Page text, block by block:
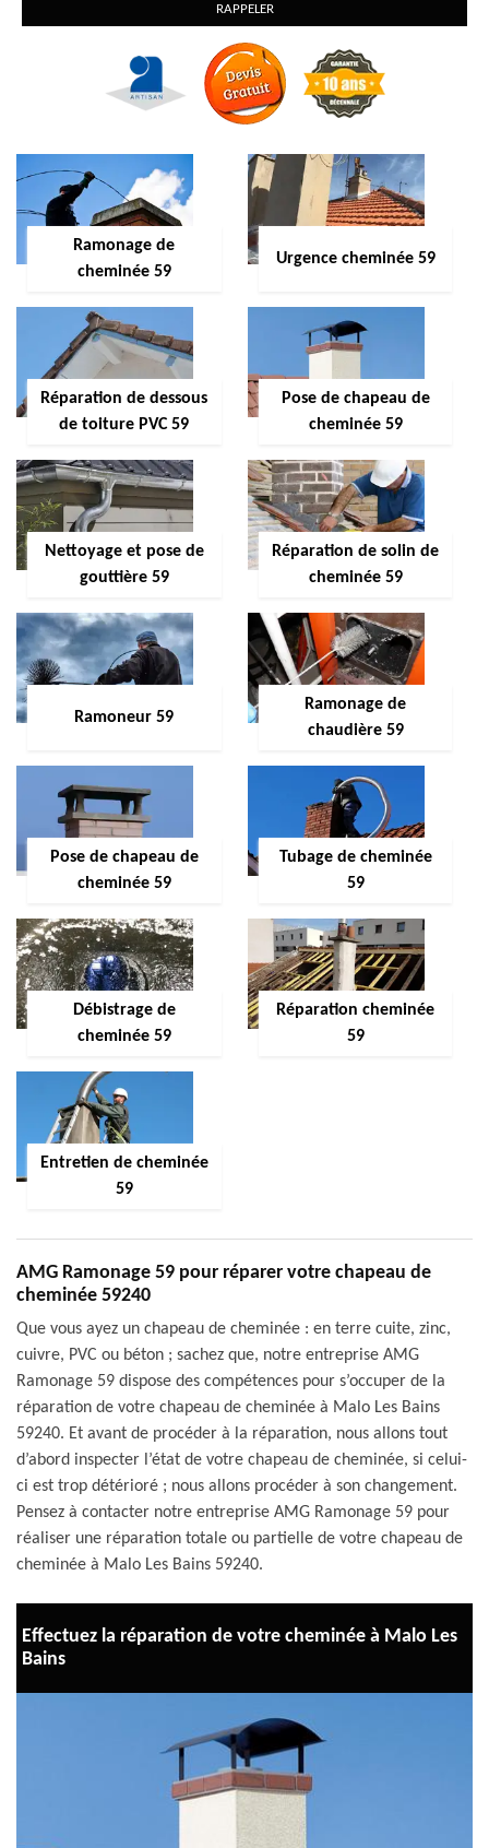
Ramonage de
cheminée 59
Urgence cheminée 59
Réparation de dessous
de toiture PVC 59
Pose de chapeau de
cheminée 59
Nettoyage et pose de
gouttière 59
Réparation de solin de
cheminée 59
Ramoneur 59
Ramonage de
chaudière 59
Pose de chapeau de
cheminée 59
Tubage de cheminée
59
Débistrage de
cheminée 59
Réparation cheminée
59
Entretien de cheminée
59
AMG Ramonage 59 pour réparer votre chapeau de
cheminée 59240
Que vous ayez un chapeau de cheminée : en terre cuite, zinc,
cuivre, PVC ou béton ; sachez que, notre entreprise AMG
Ramonage 59 dispose des compétences pour s’occuper de la
réparation de votre chapeau de cheminée à Malo Les Bains
59240. Et avant de procéder à la réparation, nous allons tout
d’abord inspecter l’état de votre chapeau de cheminée, si celui-
ci est trop détérioré ; nous allons procéder à son changement.
Pensez à contacter notre entreprise AMG Ramonage 59 pour
réaliser une réparation totale ou partielle de votre chapeau de
cheminée à Malo Les Bains 59240.
Effectuez la réparation de votre cheminée à Malo Les
Bains